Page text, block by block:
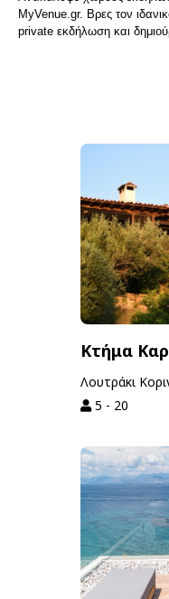
MyVenue.gr. Βρες τον
private εκδήλωση και
Κτήμα
Λουτράκι
5 - 20